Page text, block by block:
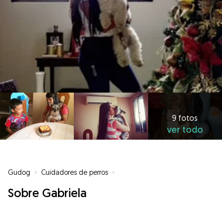
9 fotos
ver todo
Gudog » Cuidadores de perros »
Sobre Gabriela